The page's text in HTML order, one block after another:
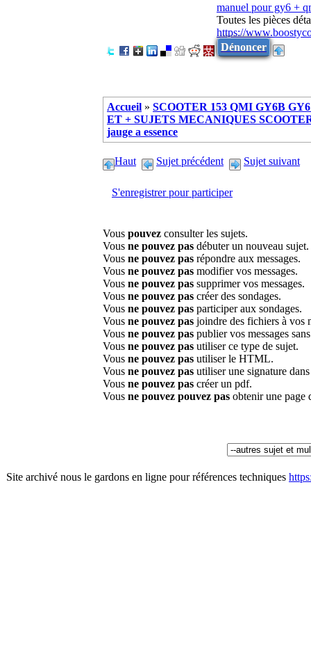
manuel pour gy6 +
Toutes les pièces
https://
Dénoncer
Accueil » SCOOTER 153 QMI GY6B
ET + SUJETS MECANIQUES
jauge a essence
Haut Sujet précédent Sujet suivant
S'enregistrer pour participer
Vous pouvez consulter les sujets.
Vous ne pouvez pas débuter un nouveau sujet.
Vous ne pouvez pas répondre aux messages.
Vous ne pouvez pas modifier vos messages.
Vous ne pouvez pas supprimer vos messages.
Vous ne pouvez pas créer des sondages.
Vous ne pouvez pas participer aux sondages.
Vous ne pouvez pas joindre des fichiers à vos
Vous ne pouvez pas publier vos messages
Vous ne pouvez pas utiliser ce type de sujet.
Vous ne pouvez pas utiliser le HTML.
Vous ne pouvez pas utiliser une signature
Vous ne pouvez pas créer un pdf.
Vous ne pouvez pouvez pas obtenir une page
Site archivé nous le gardons en ligne pour références techniques